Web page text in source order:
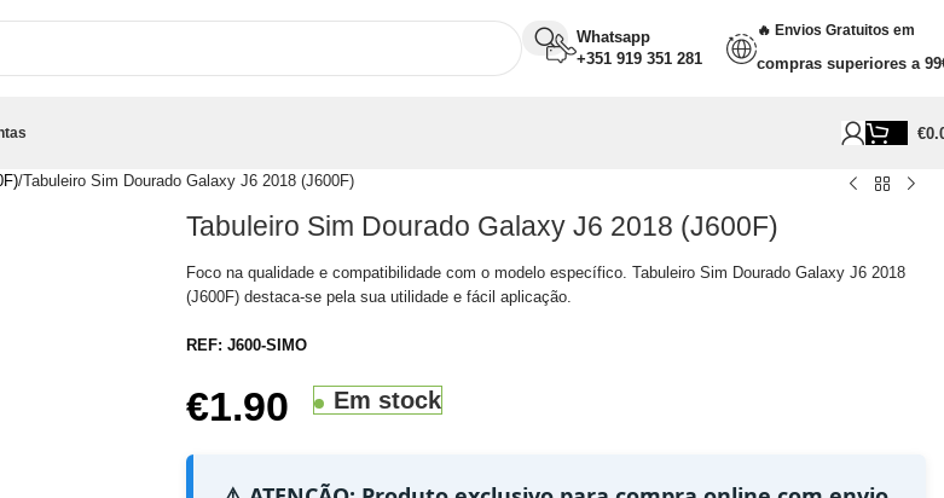
Whatsapp
+351 919 351 281
🔥 Envios Gratuitos em
compras superiores a
€
Tabuleiro Sim Dourado Galaxy J6 2018 (J600F)
Tabuleiro Sim Dourado Galaxy J6 2018 (J600F)
Foco na qualidade e compatibilidade com o modelo específico. Tabuleiro Sim Dourado Galaxy J6 2018
(J600F) destaca-se pela sua utilidade e fácil aplicação.
REF: J600-SIMO
€1.90 Em stock